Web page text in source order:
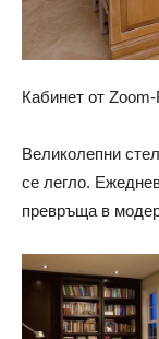
Кабинет от
Великолепни
се легло.
превръща в